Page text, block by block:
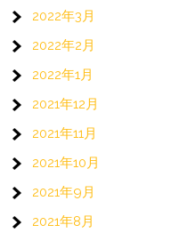
2022年3月
2022年2月
2022年1月
2021年12月
2021年11月
2021年10月
2021年9月
2021年8月